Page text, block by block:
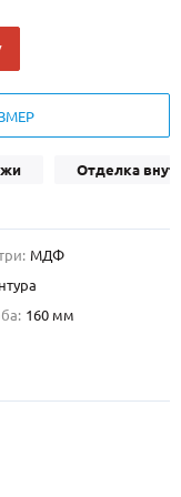
и установкой в
до 19:00
Отделка
МДФ
160 мм